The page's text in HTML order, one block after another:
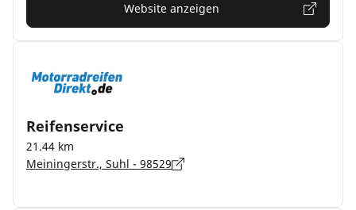
Website anzeigen
Reifenservice
21.44 km
Meiningerstr., Suhl - 98529